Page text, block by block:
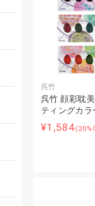
呉竹
呉竹 顔彩耽
ティングカラ
¥1,584